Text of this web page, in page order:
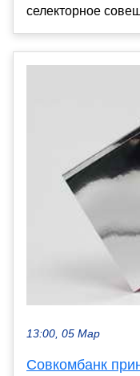
селекторное
13:00, 05 Мар
Совкомбанк